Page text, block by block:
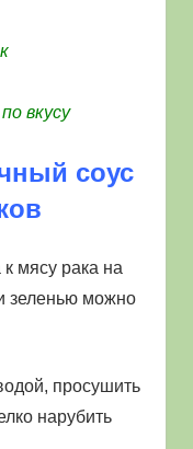
вкусу
соус
мясу рака на
зеленью можно
просушить
нарубить